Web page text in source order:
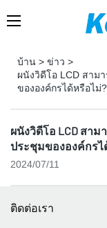
บ้าน > ข่าว >
ผนังวิดีโอ LCD สาม
ขององค์กรได้หรือไม่?
ผนังวิดีโอ LCD สา
ประชุมขององค์กรไ
2024/07/11
ติดต่อเรา